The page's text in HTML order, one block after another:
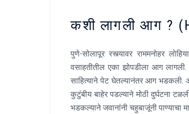
कशी लागली आग ?
पुणे-सोलापूर रस्त्यावर राममनोहर
वसाहतीतील एका झोपडीला आग लागली.
साहित्याने पेट घेतल्यानंतर आग
कुटुंबीय बाहेर पडल्याने मोठी दुर्घटना
भडकल्याने जवानांनी चहुबाजूंनी